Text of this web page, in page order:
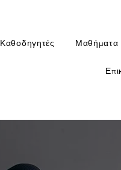
Καθοδηγητές Μαθήματα